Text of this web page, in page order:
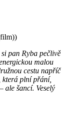
pan Ryba pečlivě
malou
cestu napříč
která plní přání,
ale šancí. Veselý